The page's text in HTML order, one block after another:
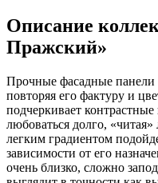
Описание
Пражский»
Прочные фасадные панели
повторяя его фактуру и
подчеркивает
любоваться долго,
легким градиентом
зависимости от его
очень близко, сложно